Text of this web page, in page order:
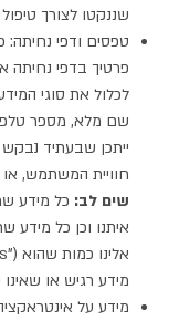
שננקטו לצורך
טפסים ודפי
פרטיך בדפי נחיתה
לכלול את סוגי
ייתכן שבעתיד
חוויית המשתמש, או
שים לב: כל מידע
איתנו וכן כל מידע
מידע רגיש או
מידע על